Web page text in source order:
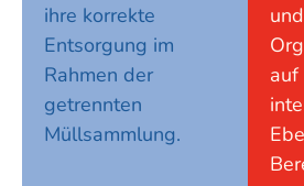
ihre korrekte
Entsorgung im
Rahmen der
getrennten
Müllsammlung.
und
auf